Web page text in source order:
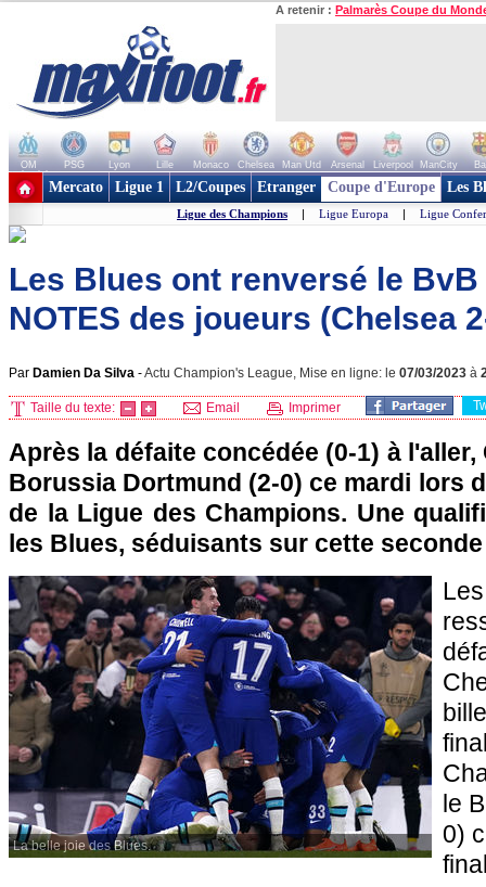
A retenir : Palmarès Coupe du
OM PSG Lyon Lille Monaco Chelsea Man Utd Arsenal Liverpool ManCity
+ de clubs
Mercato Ligue 1 L2/Coupes Etranger Coupe d'Europe Les
Ligue des Champions | Ligue Europa | Ligue
Les Blues ont renversé le
NOTES des joueurs (Chelsea
Par Damien Da Silva -Actu Champion's League, Mise en ligne: le 07/03/2023 à
Taille du texte: Email Imprimer
Après la défaite concédée (0-1) à l'aller,
Borussia Dortmund (2-0) ce mardi lors
de la Ligue des Champions. Une
les Blues, séduisants sur cette
La belle joie des Blues.
le
0)